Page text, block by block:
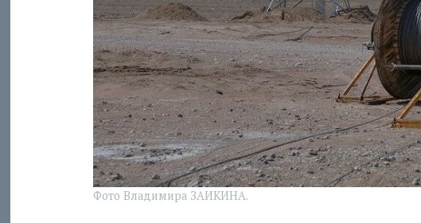
Фото Владимира ЗАИКИНА.